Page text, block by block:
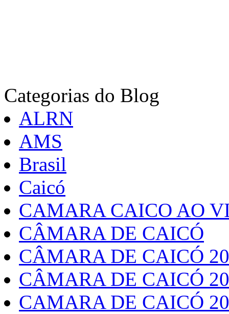
Categorias do Blog
ALRN
AMS
Brasil
Caicó
CAMARA CAICO AO
CÂMARA DE CAICÓ
CÂMARA DE CAICÓ
CÂMARA DE CAICÓ
CAMARA DE CAICÓ